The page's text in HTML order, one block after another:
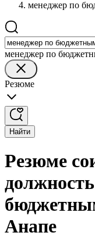
менеджер по
менеджер по
Резюме
Найти
Резюме
Анапе